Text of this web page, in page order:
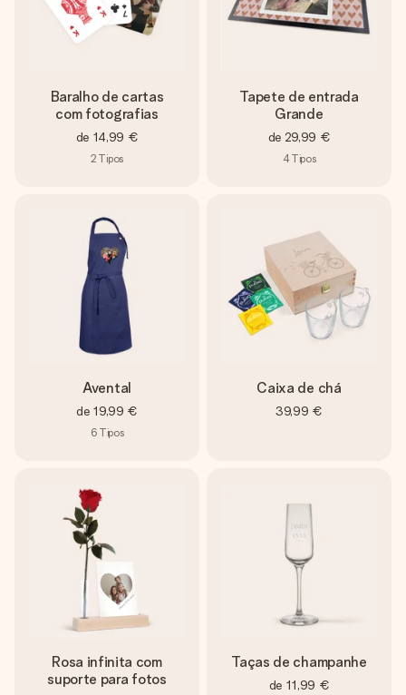
Baralho de cartas
com fotografias
de 14,99 €
2 Tipos
Tapete de entrada
Grande
de 29,99 €
4Tipos
Avental
de 19,99 €
6 Tipos
Caixa de chá
39,99 €
Rosa infinita com
suporte para fotos
Taças de champanhe
de 11,99 €